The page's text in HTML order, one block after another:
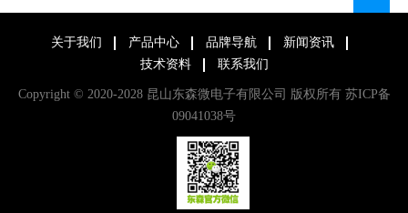
关于我们 产品中心 品牌导航
新闻资讯
技术资料
联系我们
Copyright © 2020-2028 昆山东森微电子有限公司 版权所有苏ICP备
09041038号